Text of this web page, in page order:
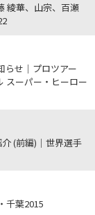
綾華、山宗、百瀬
らせ｜プロツアー
スーパー・ヒーロー
(前編)｜世界選手
千葉2015